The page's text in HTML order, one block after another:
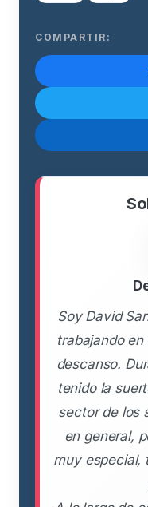
COMPARTIR:
Soy David
trabajando
descanso.
tenido la
sector de los
en general,
muy especial,